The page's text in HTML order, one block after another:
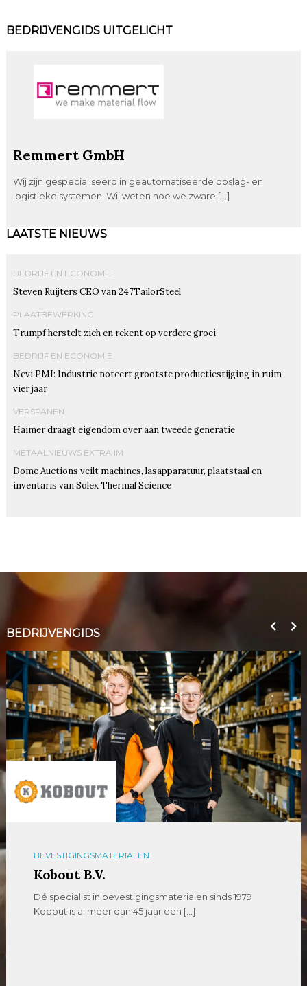
BEDRIJVENGIDS UITGELICHT
Remmert GmbH
Wij zijn gespecialiseerd in geautomatiseerde opslag- en
logistieke systemen. Wij weten hoe we zware […]
LAATSTE NIEUWS
BEDRIJF EN ECONOMIE
Steven Ruijters CEO van 247TailorSteel
PLAATBEWERKING
Trumpf herstelt zich en rekent op verdere groei
BEDRIJF EN ECONOMIE
Nevi PMI: Industrie noteert grootste productiestijging in ruim
vier jaar
VERSPANEN
Haimer draagt eigendom over aan tweede generatie
METAALNIEUWS EXTRA IM
Dome Auctions veilt machines, lasapparatuur, plaatstaal en
inventaris van Solex Thermal Science
BEDRIJVENGIDS
BEVESTIGINGSMATERIALEN
Kobout B.V.
Dé specialist in bevestigingsmaterialen sinds 1979
Kobout is al meer dan 45 jaar een […]